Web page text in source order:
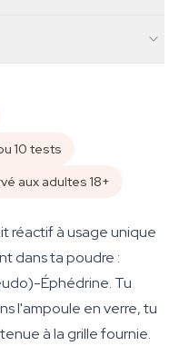
10 tests
aux adultes 18+
réactif à usage unique
dans ta poudre :
Éphédrine. Tu
l'ampoule en verre, tu
à la grille fournie.